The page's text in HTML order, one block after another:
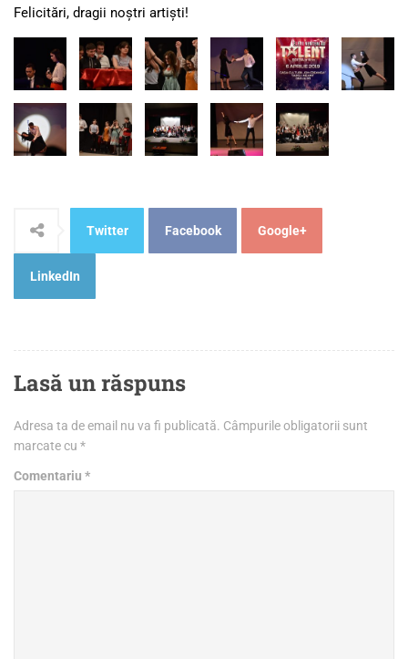
Felicitări, dragii noștri artiști!
Twitter Facebook Google+
LinkedIn
Lasă un răspuns
Adresa ta de email nu va fi publicată. Câmpurile obligatorii sunt
marcate cu *
Comentariu *